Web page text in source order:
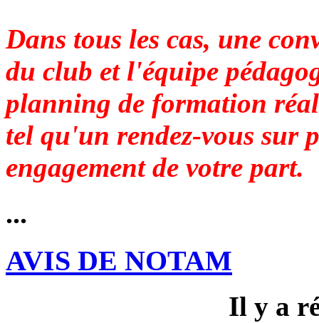
Dans tous les cas, une
du club et l'équipe
planning de formation
tel qu'un rendez-vous sur
engagement de votre part.
...
AVIS DE NOTAM
Il y a